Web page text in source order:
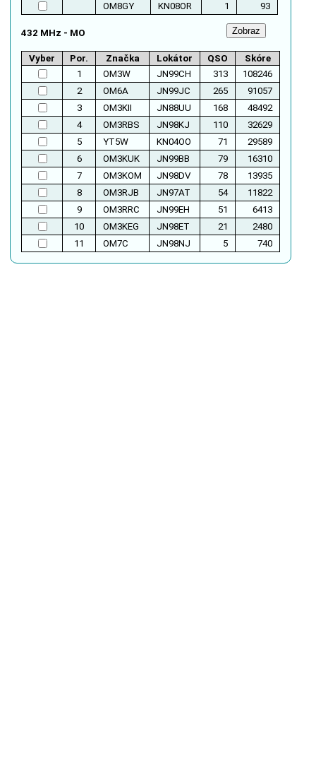
OM8GY
KN08OR 1 93
432 MHz - MO
Vyber Por. Značka Lokátor QSO
Skóre
1
OM3W JN99CH 313
108246
2
OM6A JN99JC 265
91057
3
OM3KII JN88UU 168
48492
4
OM3RBS JN98KJ 110
32629
5
YT5W KN04OO 71
29589
6
OM3KUK JN99BB 79
16310
7
OM3KOM JN98DV 78
13935
8
OM3RJB JN97AT 54
11822
9
OM3RRC JN99EH 51
6413
10
OM3KEG JN98ET 21
2480
11
OM7C JN98NJ 5 740